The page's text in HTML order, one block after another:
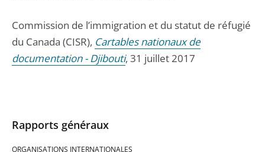
Commission de l’immigration et du statut de réfugié
du Canada (CISR), Cartables nationaux de
documentation - Djibouti, 31 juillet 2017
Rapports généraux
ORGANISATIONS INTERNATIONALES